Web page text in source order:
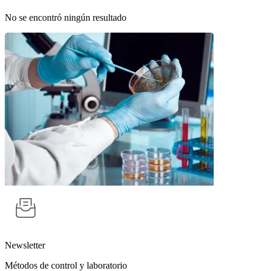
No se encontró ningún resultado
Newsletter
Métodos de control y laboratorio